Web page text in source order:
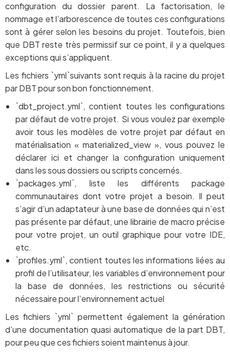
configuration du dossier parent. La factorisation, le
nommage et l’arborescence de toutes ces configurations
sont à gérer selon les besoins du projet. Toutefois, bien
que DBT reste très permissif sur ce point, il y a quelques
exceptions qui s’appliquent.
Les fichiers `yml`suivants sont requis à la racine du projet
par DBT pour son bon fonctionnement.
`dbt_project.yml`, contient toutes les configurations
par défaut de votre projet. Si vous voulez par exemple
avoir tous les modèles de votre projet par défaut en
matérialisation « materialized_view », vous pouvez le
déclarer ici et changer la configuration uniquement
dans les sous dossiers ou scripts concernés.
`packages.yml`, liste les différents package
communautaires dont votre projet a besoin. Il peut
s’agir d’un adaptateur à une base de données qui n’est
pas présente par défaut, une librairie de macro précise
pour votre projet, un outil graphique pour votre IDE,
etc.
`profiles.yml`, contient toutes les informations liées au
profil de l’utilisateur, les variables d’environnement pour
la base de données, les restrictions ou sécurité
nécessaire pour l’environnement actuel
Les fichiers `yml` permettent également la génération
d’une documentation quasi automatique de la part DBT,
pour peu que ces fichiers soient maintenus à jour.